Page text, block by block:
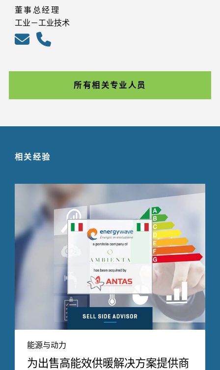
董事总经理
工业－工业技术
所有相关专业人员
相关经验
能源与动力
为出售高能效供暖解决方案提供商